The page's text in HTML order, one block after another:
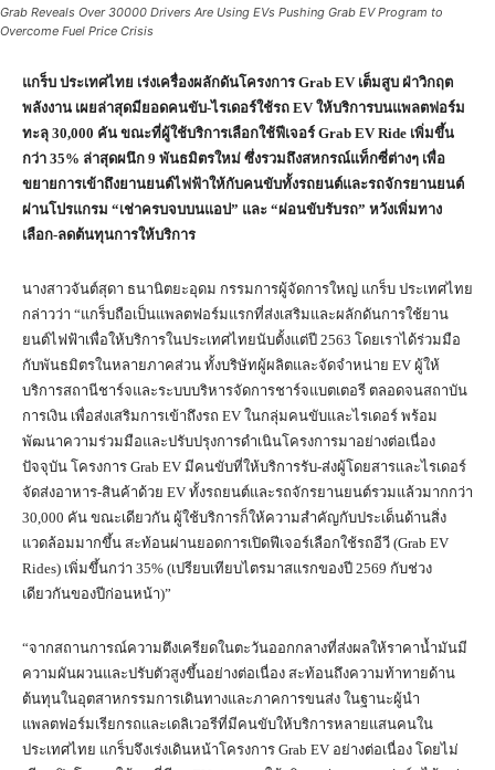
Grab Reveals Over 30000 Drivers Are Using EVs Pushing Grab EV Program to
Overcome Fuel Price Crisis
แกร็บ ประเทศไทย เร่งเครื่องผลักดันโครงการ Grab EV เต็มสูบ ฝ่าวิกฤต
พลังงาน เผยล่าสุดมียอดคนขับ-ไรเดอร์ใช้รถ EV ให้บริการบนแพลตฟอร์ม
ทะลุ 30,000 คัน ขณะที่ผู้ใช้บริการเลือกใช้ฟีเจอร์ Grab EV Ride เพิ่มขึ้น
กว่า 35% ล่าสุดผนึก 9 พันธมิตรใหม่ ซึ่งรวมถึงสหกรณ์แท็กซี่ต่างๆ เพื่อ
ขยายการเข้าถึงยานยนต์ไฟฟ้าให้กับคนขับทั้งรถยนต์และรถจักรยานยนต์
ผ่านโปรแกรม “เช่าครบจบบนแอป” และ “ผ่อนขับรับรถ” หวังเพิ่มทาง
เลือก-ลดต้นทุนการให้บริการ
นางสาวจันต์สุดา ธนานิตยะอุดม กรรมการผู้จัดการใหญ่ แกร็บ ประเทศไทย
กล่าวว่า “แกร็บถือเป็นแพลตฟอร์มแรกที่ส่งเสริมและผลักดันการใช้ยาน
ยนต์ไฟฟ้าเพื่อให้บริการในประเทศไทยนับตั้งแต่ปี 2563 โดยเราได้ร่วมมือ
กับพันธมิตรในหลายภาคส่วน ทั้งบริษัทผู้ผลิตและจัดจำหน่าย EV ผู้ให้
บริการสถานีชาร์จและระบบบริหารจัดการชาร์จแบตเตอรี ตลอดจนสถาบัน
การเงิน เพื่อส่งเสริมการเข้าถึงรถ EV ในกลุ่มคนขับและไรเดอร์ พร้อม
พัฒนาความร่วมมือและปรับปรุงการดำเนินโครงการมาอย่างต่อเนื่อง
ปัจจุบัน โครงการ Grab EV มีคนขับที่ให้บริการรับ-ส่งผู้โดยสารและไรเดอร์
จัดส่งอาหาร-สินค้าด้วย EV ทั้งรถยนต์และรถจักรยานยนต์รวมแล้วมากกว่า
30,000 คัน ขณะเดียวกัน ผู้ใช้บริการก็ให้ความสำคัญกับประเด็นด้านสิ่ง
แวดล้อมมากขึ้น สะท้อนผ่านยอดการเปิดฟีเจอร์เลือกใช้รถอีวี (Grab EV
Rides) เพิ่มขึ้นกว่า 35% (เปรียบเทียบไตรมาสแรกของปี 2569 กับช่วง
เดียวกันของปีก่อนหน้า)”
“จากสถานการณ์ความตึงเครียดในตะวันออกกลางที่ส่งผลให้ราคาน้ำมันมี
ความผันผวนและปรับตัวสูงขึ้นอย่างต่อเนื่อง สะท้อนถึงความท้าทายด้าน
ต้นทุนในอุตสาหกรรมการเดินทางและภาคการขนส่ง ในฐานะผู้นำ
แพลตฟอร์มเรียกรถและเดลิเวอรีที่มีคนขับให้บริการหลายแสนคนใน
ประเทศไทย แกร็บจึงเร่งเดินหน้าโครงการ Grab EV อย่างต่อเนื่อง โดยไม่